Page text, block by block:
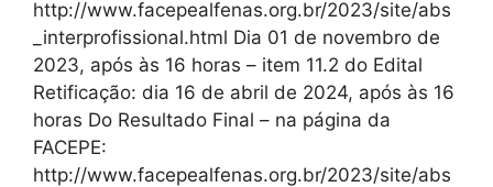
http://www.facepealfenas.org.br/2023/site/abs
_interprofissional.html Dia 01 de novembro de
2023, após às 16 horas – item 11.2 do Edital
Retificação: dia 16 de abril de 2024, após às 16
horas Do Resultado Final – na página da
FACEPE:
http://www.facepealfenas.org.br/2023/site/abs